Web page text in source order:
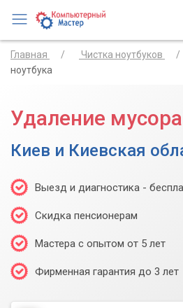
Главная Чистка ноутбуков
ноутбука
Удаление
Киев и Киевская
Выезд и диагностика -
Скидка пенсионерам
Мастера с опытом от 5 лет
Фирменная гарантия до 3 лет